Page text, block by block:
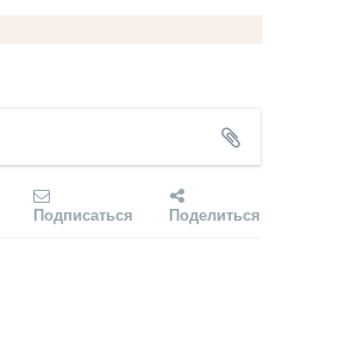
Подписаться Поделиться